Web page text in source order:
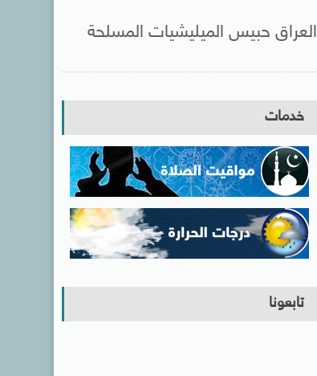
العراق حبيس الميليشيات المسلحة
خدمات
تابعونا